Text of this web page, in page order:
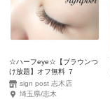
☆ハーフeye☆【ブラウンつ
け放題】オフ無料 ７
sign post 志木店
埼玉県/志木